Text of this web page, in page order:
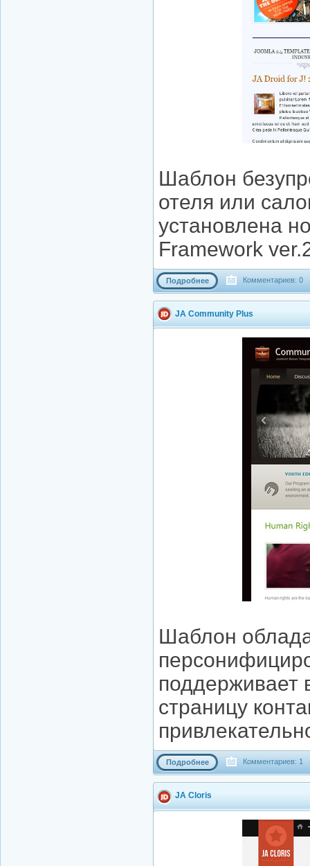
Шаблон
отеля или
установлена
Framework
Подробнее Комментариев: 0
JA Community Plus
Шаблон
поддерживает
страницу
Подробнее Комментариев: 1
JA Cloris